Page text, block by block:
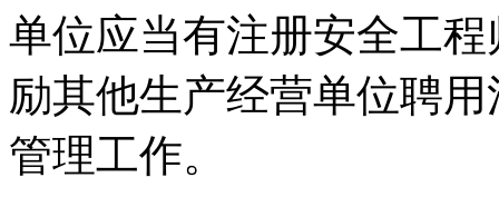
单位应当有注册安全工
励其他生产经营单位聘
管理工作。